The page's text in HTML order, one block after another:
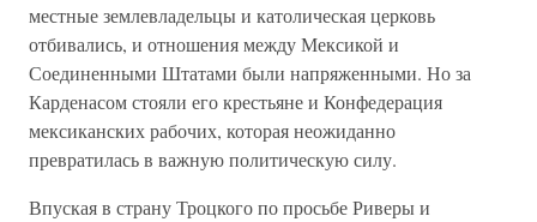
местные землевладельцы и католическая церковь
отбивались, и отношения между Мексикой и
Соединенными Штатами были напряженными. Но за
Карденасом стояли его крестьяне и Конфедерация
мексиканских рабочих, которая неожиданно
превратилась в важную политическую силу.
Впуская в страну Троцкого по просьбе Риверы и